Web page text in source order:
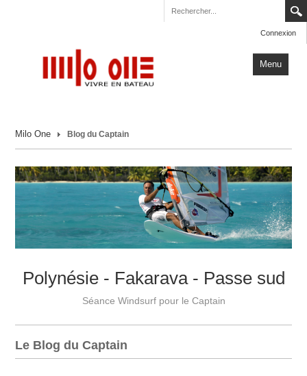
Connexion
Menu
Carnets de Voyage
Actualités
Plus
Milo One Blog du Captain
Polynésie - Fakarava - Passe sud
Séance Windsurf pour le Captain
Le Blog du Captain